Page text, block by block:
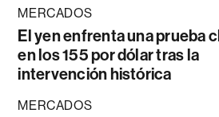
MERCADOS
El yen enfrenta una prueba
en los 155 por dólar tras la
intervención histórica
MERCADOS